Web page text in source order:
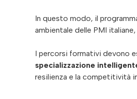
In questo modo, il
ambientale delle PMI
I percorsi formativi devono
specializzazione
resilienza e la competitività